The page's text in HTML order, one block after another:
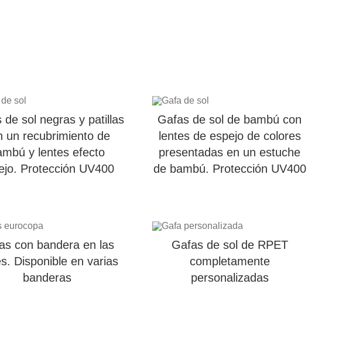
de sol negras y patillas
un recubrimiento de
y lentes efecto
Protección UV400
Gafas de sol de bambú con
lentes de espejo de colores
presentadas en un estuche
de bambú. Protección UV400
con bandera en las
Disponible en varias
banderas
Gafas de sol de RPET
completamente
personalizadas